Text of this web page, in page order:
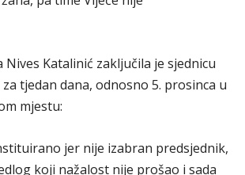
Nives Katalinić zaključila je sjednicu
tjedan dana, odnosno 5. prosinca u
mjestu:
jer nije izabran predsjednik,
koji nažalost nije prošao i sada